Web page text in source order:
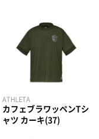
ATHLETA
カフェブラワッペンTシ
ャツ カーキ(37)